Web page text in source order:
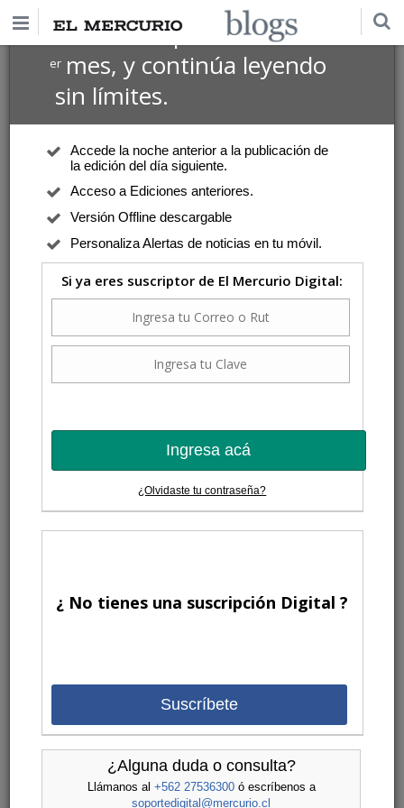
Suscríbete por $1 USD
ermes, y continúa leyendo
sin límites.
Accede la noche anterior a la publicación de
la edición del día siguiente.
Acceso a Ediciones anteriores.
Versión Offline descargable
Personaliza Alertas de noticias en tu móvil.
Si ya eres suscriptor de El Mercurio Digital:
Ingresa acá
¿Olvidaste tu contraseña?
¿ No tienes una suscripción Digital ?
Suscríbete
¿Alguna duda o consulta?
Llámanos al +562 27536300ó escríbenos a
soportedigital@mercurio.cl